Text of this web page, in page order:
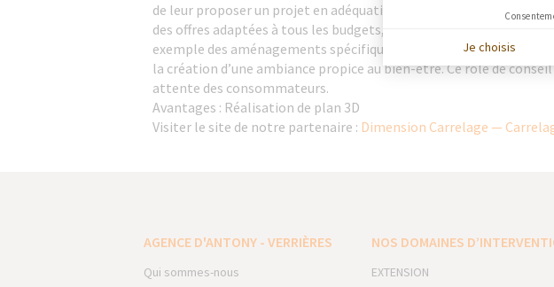
de leur proposer un projet en adéquation avec leur mode de vie
des offres adaptées à tous les budgets, de l’entrée au haut de
exemple des aménagements spécifiques pour les personnes à
la création d’une ambiance propice au bien-être. Ce rôle de
attente des consommateurs.
Avantages : Réalisation de plan 3D
Visiter le site de notre partenaire : Dimension Carrelage —
AGENCE D'ANTONY - VERRIÈRES
Qui sommes-nous
NOS DOMAINES
EXTENSION
Je choisis